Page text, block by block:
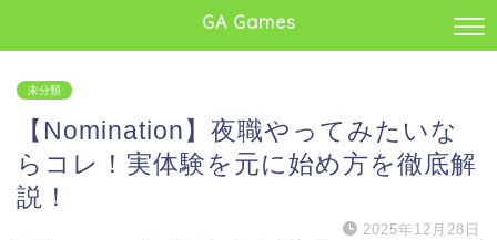
GA Games
未分類
【Nomination】夜職やってみたいな
らコレ！実体験を元に始め方を徹底解
説！
2025年12月28日